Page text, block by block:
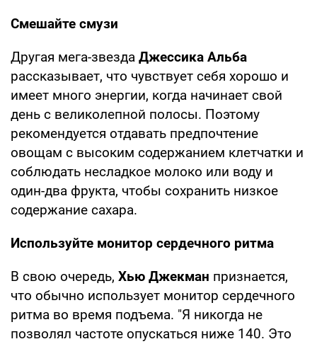
Смешайте смузи
Другая мега-звезда Джессика Альба
рассказывает, что чувствует себя хорошо и
имеет много энергии, когда начинает свой
день с великолепной полосы. Поэтому
рекомендуется отдавать предпочтение
овощам с высоким содержанием клетчатки и
соблюдать несладкое молоко или воду и
один-два фрукта, чтобы сохранить низкое
содержание сахара.
Используйте монитор сердечного ритма
В свою очередь, Хью Джекман признается,
что обычно использует монитор сердечного
ритма во время подъема. "Я никогда не
позволял частоте опускаться ниже 140. Это